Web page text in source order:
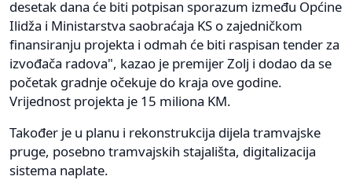
desetak dana će biti potpisan sporazum između Općine
Ilidža i Ministarstva saobraćaja KS o zajedničkom
finansiranju projekta i odmah će biti raspisan tender za
izvođača radova", kazao je premijer Zolj i dodao da se
početak gradnje očekuje do kraja ove godine.
Vrijednost projekta je 15 miliona KM.
Također je u planu i rekonstrukcija dijela tramvajske
pruge, posebno tramvajskih stajališta, digitalizacija
sistema naplate.